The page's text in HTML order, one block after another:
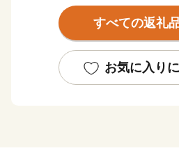
む人々の聖地になっています。
近年は海外からの観光客も増
びに来てください！
すべての返礼
お気に入り